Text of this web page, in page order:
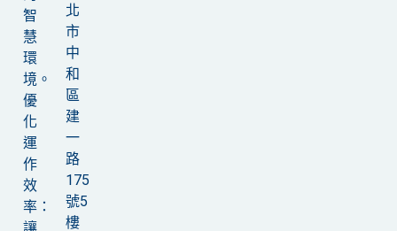
智
慧
環
境。
優
化
運
作
效
率：
北
市
中
和
區
建
一
路
175
號5
樓